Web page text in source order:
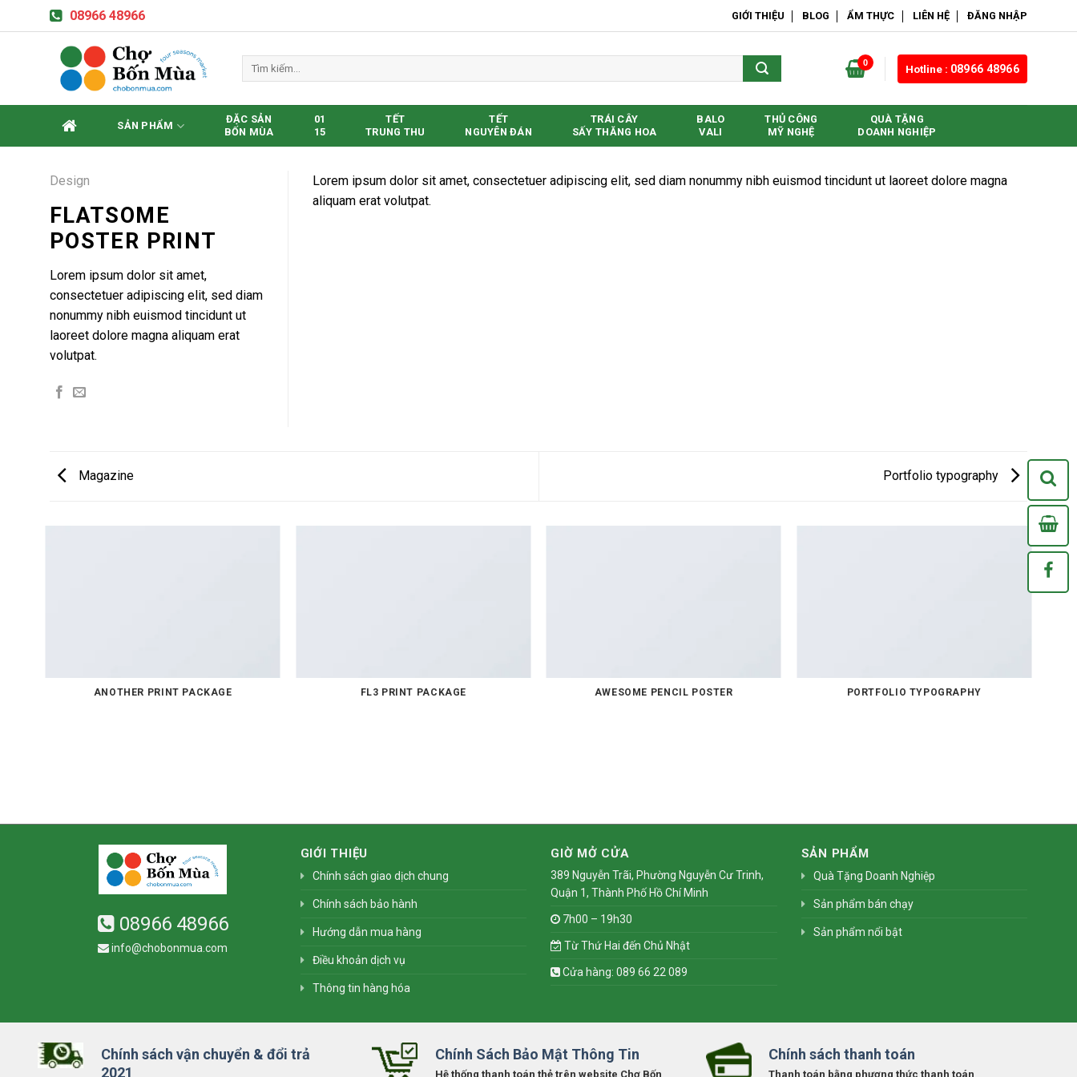
to
08966 48966 GIỚI THIỆU BLOG ẨM THỰC LIÊN HỆ ĐĂNG NHẬP
Tìm
0 Hotline : 08966 48966
SẢN PHẨM
ĐẶC SẢN
BỐN MÙA
01
15
TẾT
TRUNG THU
TẾT
NGUYÊN ĐÁN
TRÁI CÂY
SẤY THĂNG HOA
BALO
VALI
THỦ CÔNG
MỸ NGHỆ
QUÀ TẶNG
DOANH NGHIỆP
Design
FLATSOME
POSTER PRINT
Lorem ipsum dolor sit amet,
consectetuer adipiscing elit, sed diam
nonummy nibh euismod tincidunt ut
laoreet dolore magna aliquam erat
volutpat.
Lorem ipsum dolor sit amet, consectetuer adipiscing elit, sed diam nonummy nibh euismod tincidunt ut laoreet dolore magna
aliquam erat volutpat.
Magazine Portfolio typography
ANOTHER PRINT PACKAGE FL3 PRINT PACKAGE AWESOME PENCIL POSTER PORTFOLIO TYPOGRAPHY
08966 48966
info@chobonmua.com
GIỚI THIỆU
Chính sách giao dịch chung
Chính sách bảo hành
Hướng dẫn mua hàng
Điều khoản dịch vụ
Thông tin hàng hóa
GIỜ MỞ CỬA
389 Nguyễn Trãi, Phường Nguyễn Cư Trinh,
Quận 1, Thành Phố Hồ Chí Minh
7h00 – 19h30
Từ Thứ Hai đến Chủ Nhật
Cửa hàng: 089 66 22 089
SẢN PHẨM
Quà Tặng Doanh Nghiệp
Sản phẩm bán chạy
Sản phẩm nổi bật
Chính sách vận chuyển & đổi trả
2021
Chính Sách Bảo Mật Thông Tin
Hệ thống thanh toán thẻ trên website Chợ Bốn
Chính sách thanh toán
Thanh toán bằng phương thức thanh toán
0 Xem